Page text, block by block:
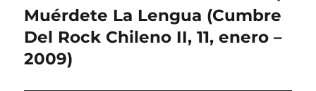
siguiente:
Muérdete La Lengua (Cumbre
Del Rock Chileno II, 11, enero –
2009)